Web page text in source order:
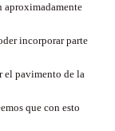
aproximadamente
incorporar parte
el pavimento de la
que con esto